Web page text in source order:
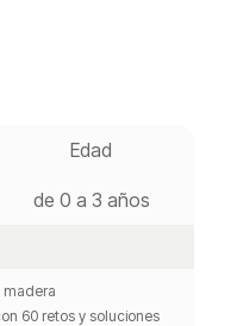
Edad
de 0 a 3 años
madera
60 retos y soluciones